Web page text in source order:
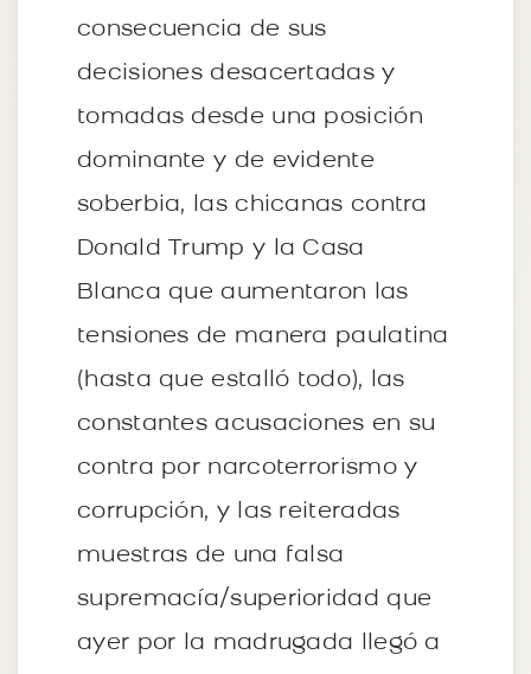
consecuencia de sus
decisiones desacertadas y
tomadas desde una posición
dominante y de evidente
soberbia, las chicanas contra
Donald Trump y la Casa
Blanca que aumentaron las
tensiones de manera paulatina
(hasta que estalló todo), las
constantes acusaciones en su
contra por narcoterrorismo y
corrupción, y las reiteradas
muestras de una falsa
supremacía/superioridad que
ayer por la madrugada llegó a